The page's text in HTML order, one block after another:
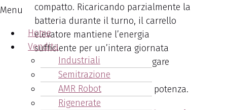
Menu
Home
Vendita
Industriali
Semitrazione
AMR Robot
Rigenerate
compatto. Ricaricando parzialmente la
batteria durante il turno, il carrello
elevatore mantiene l’energia
sufficiente per un’intera giornata
lavorativa. È essenziale impiegare
batterie che garantiscano un
equilibrio ottimale tra peso e potenza.